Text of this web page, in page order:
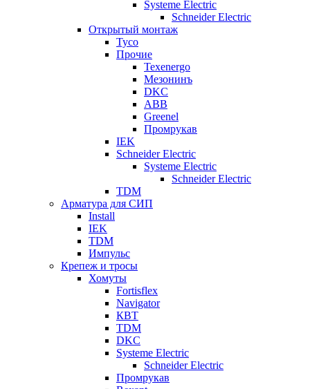
Systeme Electric
Schneider Electric
Открытый монтаж
Tyco
Прочие
Texenergo
Мезонинъ
DKC
ABB
Greenel
Промрукав
IEK
Schneider Electric
Systeme Electric
Schneider Electric
TDM
Арматура для СИП
Install
IEK
TDM
Импульс
Крепеж и тросы
Хомуты
Fortisflex
Navigator
КВТ
TDM
DKC
Systeme Electric
Schneider Electric
Промрукав